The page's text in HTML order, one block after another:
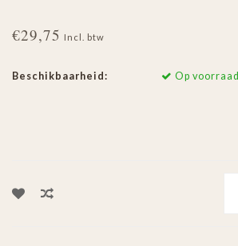
€29,75 Incl. btw
Beschikbaarheid: Op voorraad